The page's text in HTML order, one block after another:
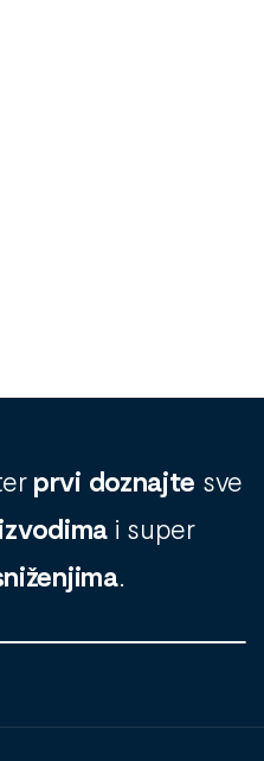
prvi doznajte sve
i super
.